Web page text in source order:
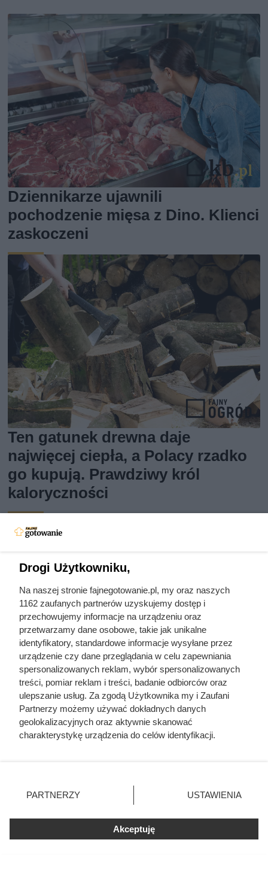
Dziennikarze ujawnili
pochodzenie mięsa z Dino. Klienci
zaskoczeni
Ten gatunek drewna daje
najwięcej ciepła, a Polacy rzadko
go kupują. Prawdziwy król
kaloryczności
Nie harówka była najgorsza.
Prawdziwy koszmar chłopek
Drogi Użytkowniku,
Na naszej stronie fajnegotowanie.pl, my oraz naszych
1162 zaufanych partnerów uzyskujemy dostęp i
przechowujemy informacje na urządzeniu oraz
przetwarzamy dane osobowe, takie jak unikalne
identyfikatory, standardowe informacje wysyłane przez
urządzenie czy dane przeglądania w celu zapewniania
spersonalizowanych reklam, wybór spersonalizowanych
treści, pomiar reklam i treści, badanie odbiorców oraz
ulepszanie usług. Za zgodą Użytkownika my i Zaufani
Partnerzy możemy używać dokładnych danych
geolokalizacyjnych oraz aktywnie skanować
charakterystykę urządzenia do celów identyfikacji.
zmienić/wycofać klikając przycisk ustawień prywatności
znajdujący się w lewym dolnym rogu strony
rodzaje przetwarzania danych nie wymagają zgody
użytkownika, ale masz prawo sprzeciwić się takiemu
przetwarzaniu. Preferencje będą miały zastosowania tylko
PARTNERZY USTAWIENIA
Akceptuję